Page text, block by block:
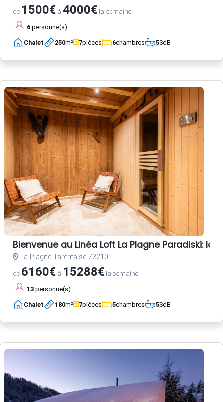
de 1500€ à 4000€ la semaine
6 personne(s)
Chalet 250m² 7pièces 6chambres 5SdB
Bienvenue au Linéa Loft La Plagne Paradiski:
La Plagne Tarentaise 73210
de 6160€ à 15288€ la semaine
13 personne(s)
Chalet 180m² 7pièces 5chambres 5SdB